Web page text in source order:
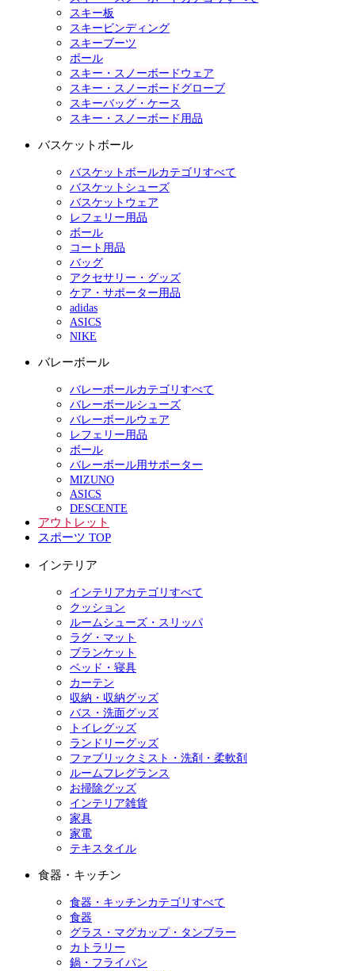
スキー板
スキービンディング
スキーブーツ
ポール
スキー・スノーボードウェア
スキー・スノーボードグローブ
スキーバッグ・ケース
スキー・スノーボード用品
バスケットボール
バスケットボールカテゴリすべて
バスケットシューズ
バスケットウェア
レフェリー用品
ボール
コート用品
バッグ
アクセサリー・グッズ
ケア・サポーター用品
adidas
ASICS
NIKE
バレーボール
バレーボールカテゴリすべて
バレーボールシューズ
バレーボールウェア
レフェリー用品
ボール
バレーボール用サポーター
MIZUNO
ASICS
DESCENTE
アウトレット
スポーツ TOP
インテリア
インテリアカテゴリすべて
クッション
ルームシューズ・スリッパ
ラグ・マット
ブランケット
ベッド・寝具
カーテン
収納・収納グッズ
バス・洗面グッズ
トイレグッズ
ランドリーグッズ
ファブリックミスト・洗剤・柔軟剤
ルームフレグランス
お掃除グッズ
インテリア雑貨
家具
家電
テキスタイル
食器・キッチン
食器・キッチンカテゴリすべて
食器
グラス・マグカップ・タンブラー
カトラリー
鍋・フライパン